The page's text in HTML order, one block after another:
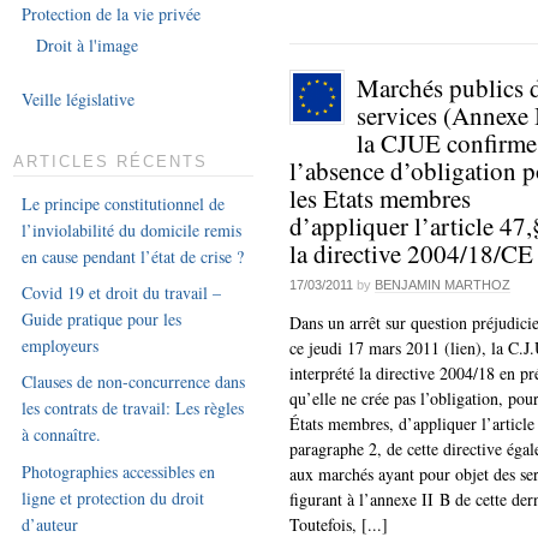
Marchés publics
services
la CJUE confirme
l’absence d’obligation
les Etats membres
d’appliquer l’article
la directive 2004/18/CE
17/03/2011 by BENJAMIN MARTHOZ
Dans un arrêt sur question
ce jeudi 17 mars 2011 (lien), la
interprété la directive 2004/18 en
qu’elle ne crée pas l’obligation,
États membres, d’appliquer
paragraphe 2, de cette directive
aux marchés ayant pour objet des
figurant à l’annexe II B de cette
Toutefois, [...]
Protection de la vie privée
Droit à l'image
Veille législative
ARTICLES RÉCENTS
Le principe constitutionnel de
l’inviolabilité du domicile remis
en cause pendant l’état de crise ?
Covid 19 et droit du travail –
Guide pratique pour les
employeurs
Clauses de non-concurrence dans
les contrats de travail: Les règles
à connaître.
Photographies accessibles en
ligne et protection du droit
d’auteur